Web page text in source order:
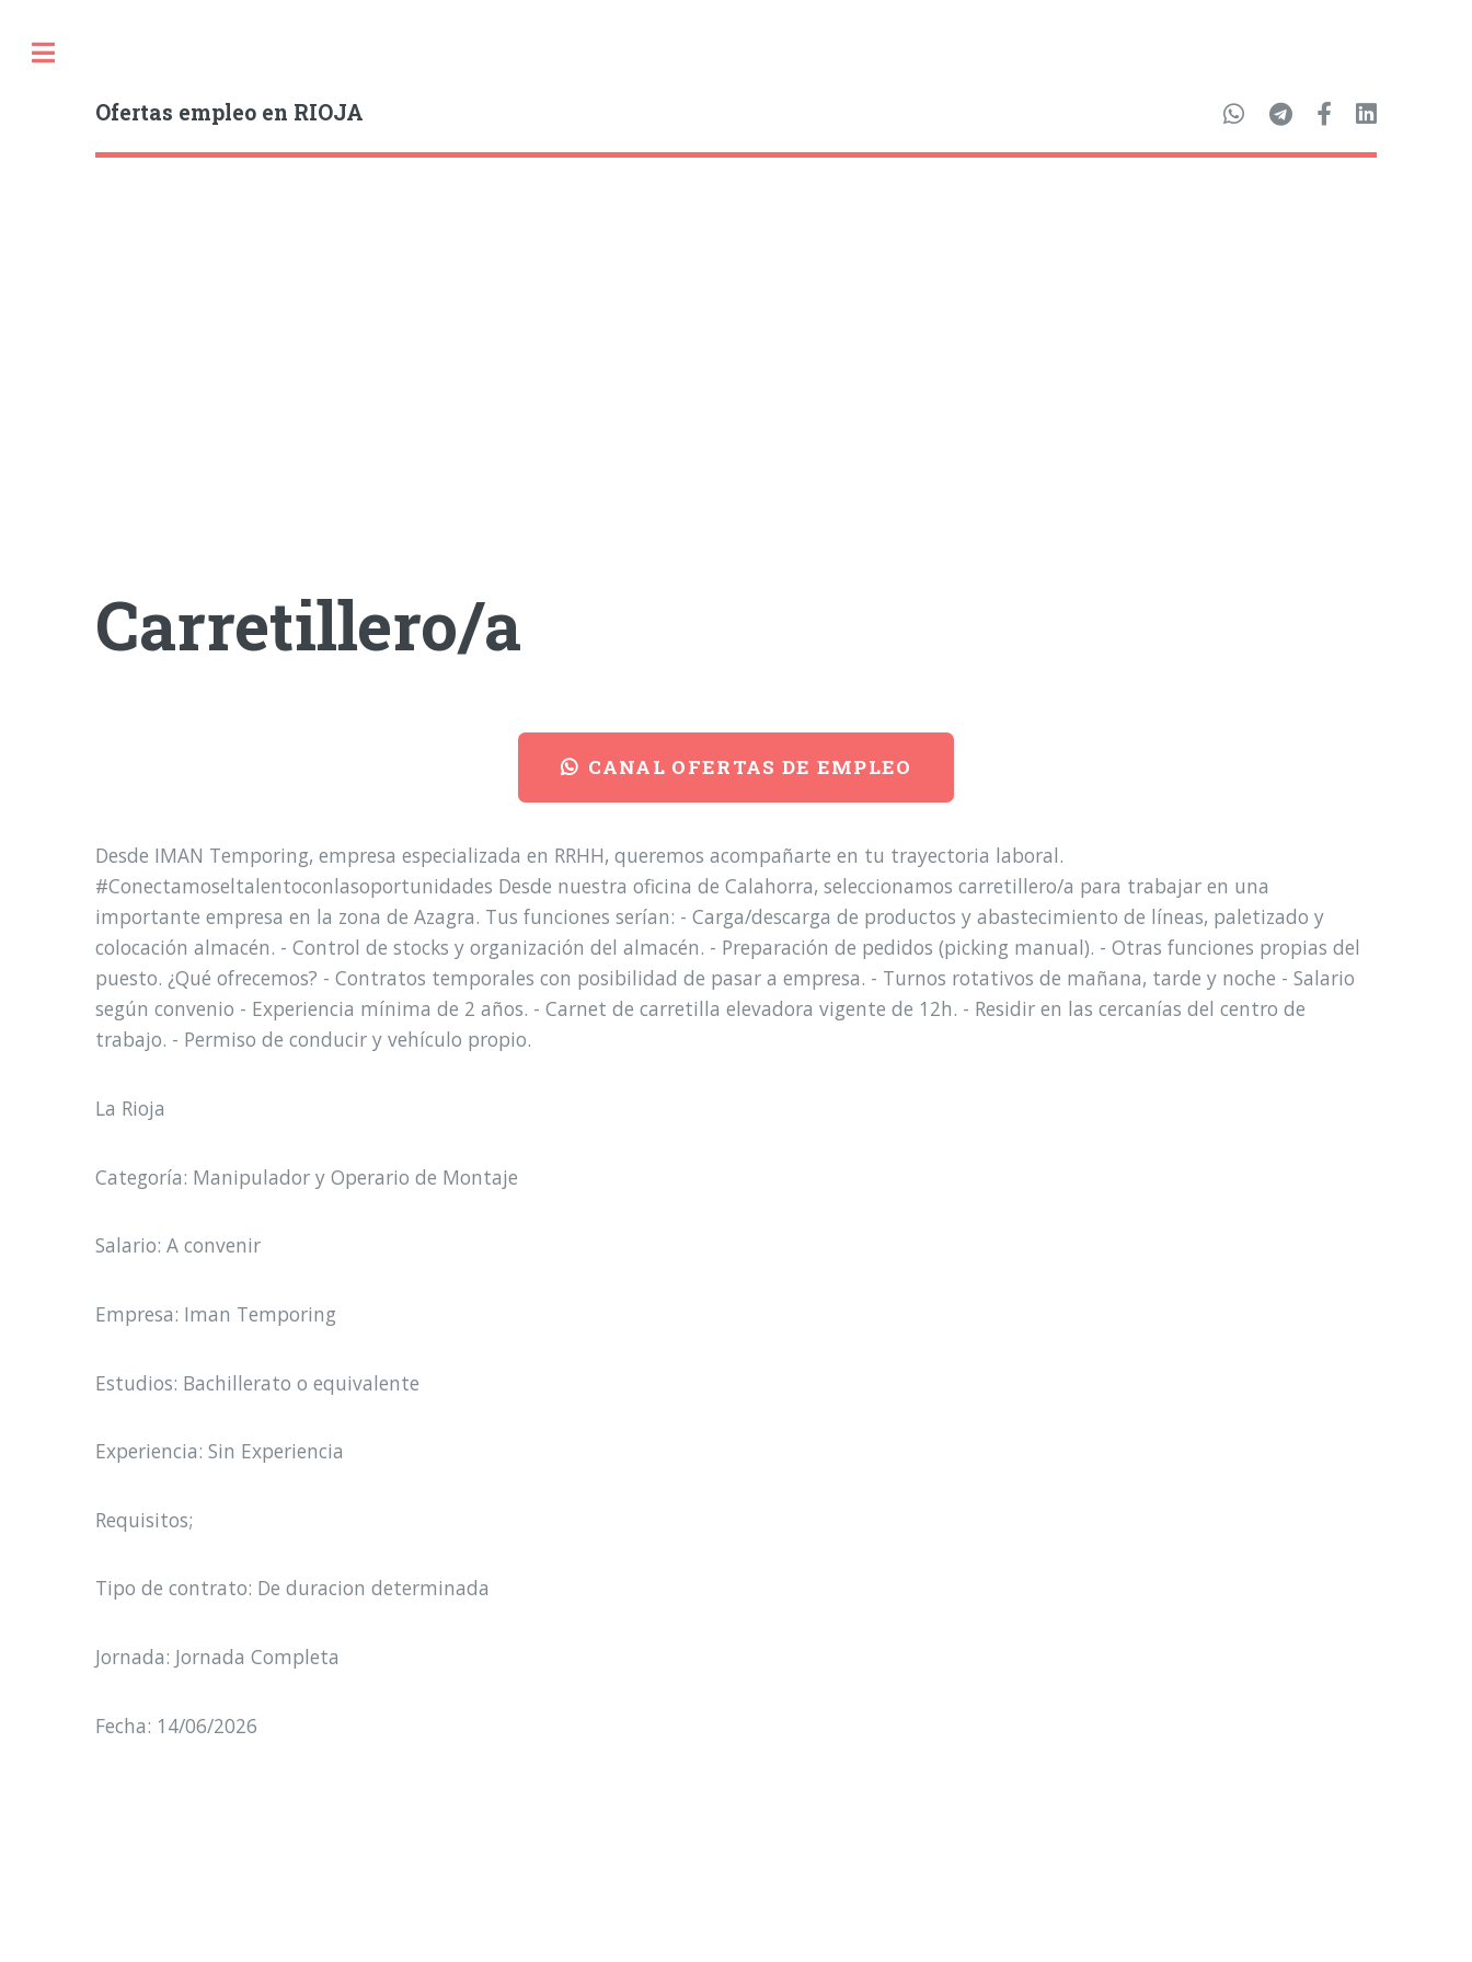
Ofertas empleo en RIOJA
Carretillero/a
CANAL OFERTAS DE EMPLEO
Desde IMAN Temporing, empresa especializada en RRHH, queremos acompañarte en tu trayectoria laboral.
#Conectamoseltalentoconlasoportunidades Desde nuestra oficina de Calahorra, seleccionamos carretillero/a para trabajar en una
importante empresa en la zona de Azagra. Tus funciones serían: - Carga/descarga de productos y abastecimiento de líneas, paletizado y
colocación almacén. - Control de stocks y organización del almacén. - Preparación de pedidos (picking manual). - Otras funciones propias del
puesto. ¿Qué ofrecemos? - Contratos temporales con posibilidad de pasar a empresa. - Turnos rotativos de mañana, tarde y noche - Salario
según convenio - Experiencia mínima de 2 años. - Carnet de carretilla elevadora vigente de 12h. - Residir en las cercanías del centro de
trabajo. - Permiso de conducir y vehículo propio.
La Rioja
Categoría: Manipulador y Operario de Montaje
Salario: A convenir
Empresa: Iman Temporing
Estudios: Bachillerato o equivalente
Experiencia: Sin Experiencia
Requisitos;
Tipo de contrato: De duracion determinada
Jornada: Jornada Completa
Fecha: 14/06/2026